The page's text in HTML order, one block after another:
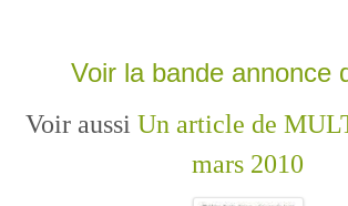
Voir la bande annonce
Voir aussiUn article de
mars 2010